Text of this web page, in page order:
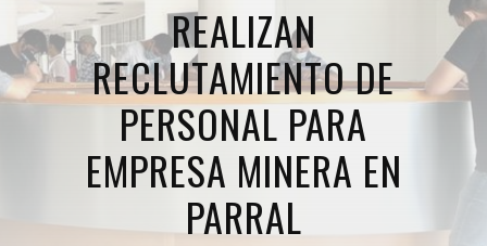
REALIZAN
RECLUTAMIENTO DE
PERSONAL PARA
EMPRESA MINERA EN
PARRAL